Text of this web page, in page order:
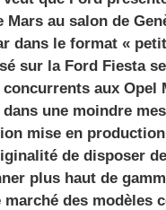
Mars au salon de
dans le format «
sur la Ford Fiesta
concurrents aux Opel
une moindre
mise en
de disposer
plus haut de
marché des modèles